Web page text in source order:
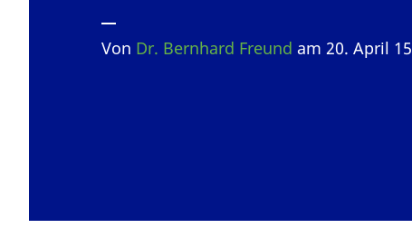
Von Dr. Bernhard Freund am 20. April 15